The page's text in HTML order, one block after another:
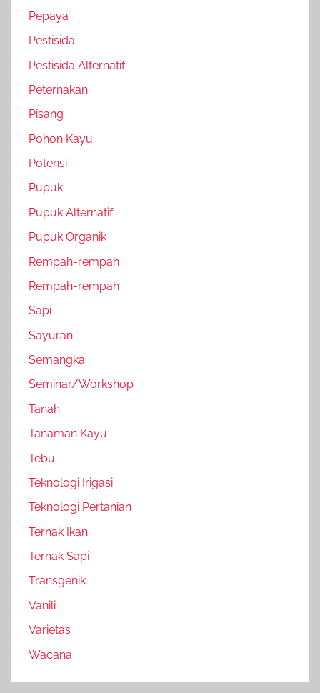
Pepaya
Pestisida
Pestisida Alternatif
Peternakan
Pisang
Pohon Kayu
Potensi
Pupuk
Pupuk Alternatif
Pupuk Organik
Rempah-rempah
Rempah-rempah
Sapi
Sayuran
Semangka
Seminar/Workshop
Tanah
Tanaman Kayu
Tebu
Teknologi Irigasi
Teknologi Pertanian
Ternak Ikan
Ternak Sapi
Transgenik
Vanili
Varietas
Wacana